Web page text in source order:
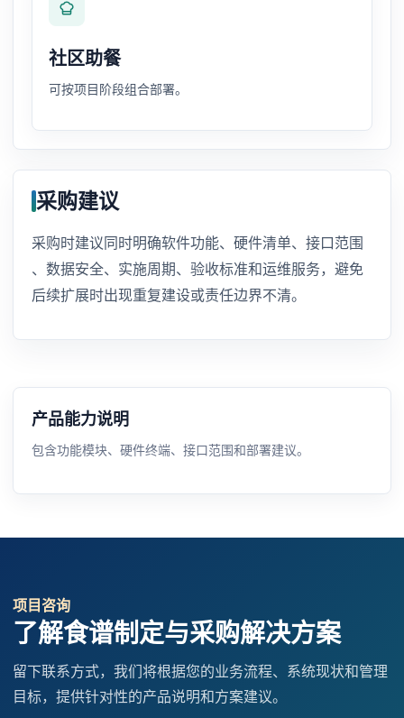
社区助餐
可按项目阶段组合部署。
采购建议
采购时建议同时明确软件功能、硬件清单、接口范围
、数据安全、实施周期、验收标准和运维服务，避免
后续扩展时出现重复建设或责任边界不清。
产品能力说明
包含功能模块、硬件终端、接口范围和部署建议。
项目咨询
了解食谱制定与采购解决方案
留下联系方式，我们将根据您的业务流程、系统现状和管理
目标，提供针对性的产品说明和方案建议。